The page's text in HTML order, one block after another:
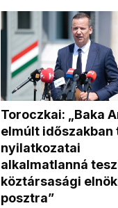
Toroczkai: „Baka
elmúlt időszakban
nyilatkozatai
alkalmatlanná
köztársasági
posztra”